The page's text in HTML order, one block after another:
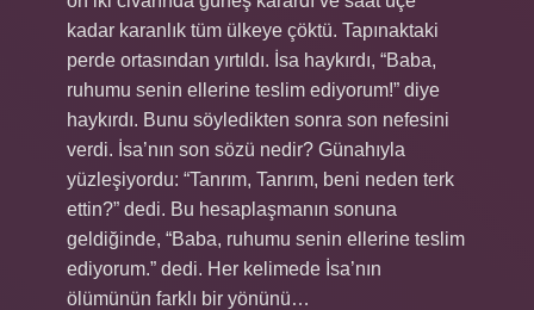
kadar karanlık tüm ülkeye çöktü. Tapınaktaki
perde ortasından yırtıldı. İsa haykırdı, “Baba,
ruhumu senin ellerine teslim ediyorum!” diye
haykırdı. Bunu söyledikten sonra son nefesini
verdi. İsa’nın son sözü nedir? Günahıyla
yüzleşiyordu: “Tanrım, Tanrım, beni neden terk
ettin?” dedi. Bu hesaplaşmanın sonuna
geldiğinde, “Baba, ruhumu senin ellerine teslim
ediyorum.” dedi. Her kelimede İsa’nın
ölümünün farklı bir yönünü…